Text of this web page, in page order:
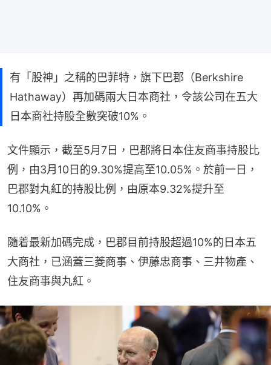
有「股神」之稱的巴菲特，旗下巴郡（Berkshire
Hathaway）再加碼兩大日本商社，令該公司在五大
日本商社持股全數突破10%。
文件顯示，截至5月7日，巴郡將日本住友商事持股比
例，由3月10日的9.30%提高至10.05%。於前一日，
巴郡對丸紅的持股比例，由原本9.32%提升至
10.10%。
隨着最新加碼完成，巴郡目前持股超過10%的日本五
大商社，已涵蓋三菱商事、伊藤忠商事、三井物產、
住友商事與丸紅。